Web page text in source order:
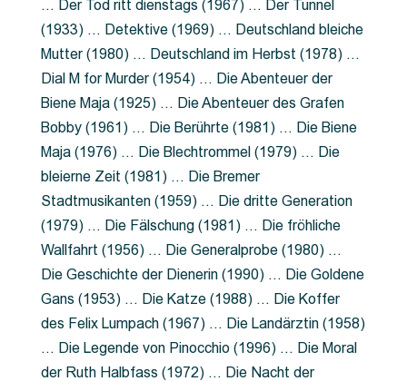
… Der Tod ritt dienstags (1967) … Der Tunnel
(1933) … Detektive (1969) … Deutschland bleiche
Mutter (1980) … Deutschland im Herbst (1978) …
Dial M for Murder (1954) … Die Abenteuer der
Biene Maja (1925) … Die Abenteuer des Grafen
Bobby (1961) … Die Berührte (1981) … Die Biene
Maja (1976) … Die Blechtrommel (1979) … Die
bleierne Zeit (1981) … Die Bremer
Stadtmusikanten (1959) … Die dritte Generation
(1979) … Die Fälschung (1981) … Die fröhliche
Wallfahrt (1956) … Die Generalprobe (1980) …
Die Geschichte der Dienerin (1990) … Die Goldene
Gans (1953) … Die Katze (1988) … Die Koffer
des Felix Lumpach (1967) … Die Landärztin (1958)
… Die Legende von Pinocchio (1996) … Die Moral
der Ruth Halbfass (1972) … Die Nacht der